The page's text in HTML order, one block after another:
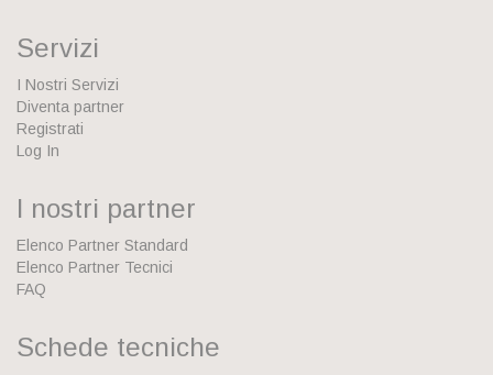
Servizi
I Nostri Servizi
Diventa partner
Registrati
Log In
I nostri partner
Elenco Partner Standard
Elenco Partner Tecnici
FAQ
Schede tecniche